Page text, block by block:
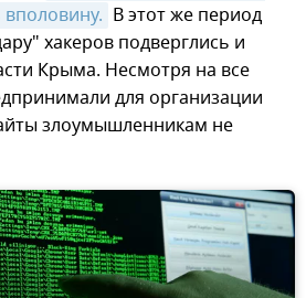
В этот же период
хакеров подверглись и
Крыма. Несмотря на все
для организации
злоумышленникам не